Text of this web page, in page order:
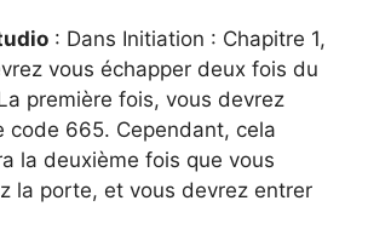
: Dans Initiation : Chapitre 1,
vous échapper deux fois du
première fois, vous devrez
code 665. Cependant, cela
la deuxième fois que vous
la porte, et vous devrez entrer